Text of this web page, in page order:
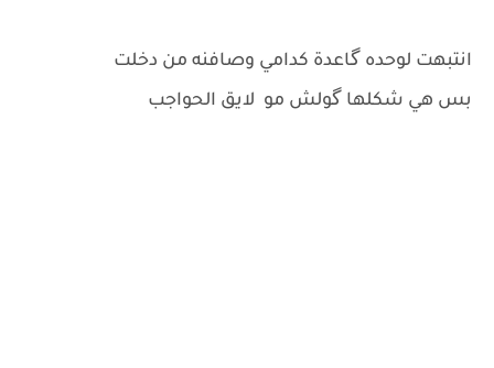
انتبهت لوحده گاعدة كدامي وصافنه من دخلت
بس هي شكلها گولش مو لايق الحواجب